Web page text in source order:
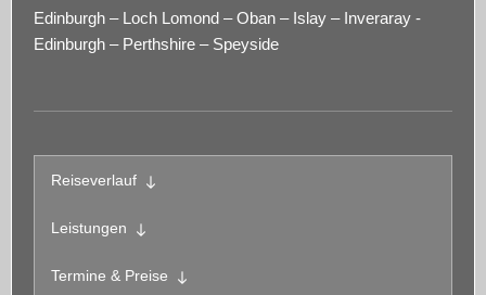
Edinburgh – Loch Lomond – Oban – Islay – Inveraray -
Edinburgh – Perthshire – Speyside
Reiseverlauf
Leistungen
Termine & Preise